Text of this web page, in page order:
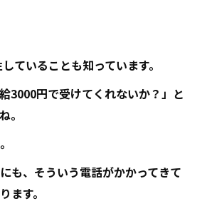
ていることも知っています。
3000円で受けてくれないか？」と
。
も、そういう電話がかかってきて
ます。